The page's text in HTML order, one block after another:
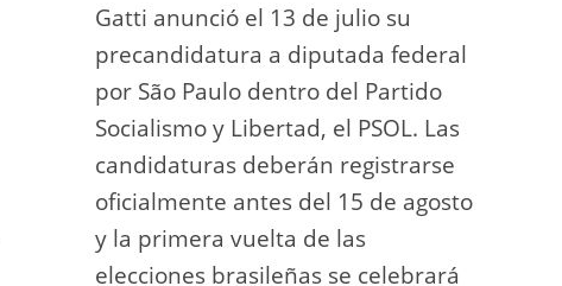
Gatti anunció el 13 de julio su
precandidatura a diputada federal
por São Paulo dentro del Partido
Socialismo y Libertad, el PSOL. Las
candidaturas deberán registrarse
oficialmente antes del 15 de agosto
y la primera vuelta de las
elecciones brasileñas se celebrará